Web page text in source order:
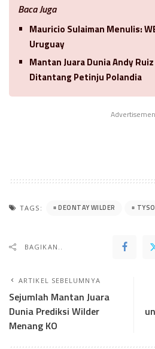
Baca Juga
Mauricio Sulaiman Menulis:
Uruguay
Mantan Juara Dunia Andy
Ditantang Petinju Polandia
TAGS: DEONTAY WILDER
BAGIKAN..
ARTIKEL SEBELUMNYA
Sejumlah Mantan Juara
Dunia Prediksi Wilder
Menang KO